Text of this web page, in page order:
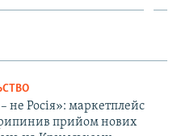
не Росія»: маркетплейс
прийом нових